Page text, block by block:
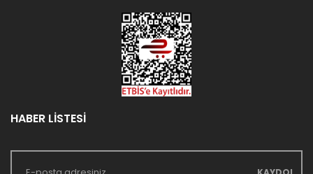
HABER LİSTESİ